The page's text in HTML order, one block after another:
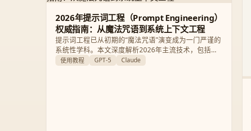
2026年提示词工程（Prompt Engineering）
权威指南：从魔法咒语到系统上下文工程
提示词工程已从初期的“魔法咒语”演变成为一门严谨的
系统性学科。本文深度解析2026年主流技术，包括思
维链、XML标签、上下文工程框架以及针对GPT-5、
使用教程 GPT-5 Claude